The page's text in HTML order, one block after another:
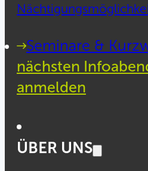
Seminare &
nächsten
anmelden
ÜBER UNS